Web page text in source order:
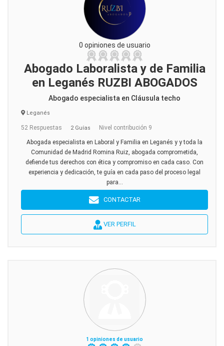
0 opiniones de usuario
Abogado Laboralista y de Familia
en Leganés RUZBI ABOGADOS
Abogado especialista en Cláusula techo
Leganés
52 Respuestas 2 Guías Nivel contribución 9
Abogada especialista en Laboral y Familia en Leganés y y toda la
Comunidad de Madrid Romina Ruiz, abogada comprometida,
defiende tus derechos con ética y compromiso en cada caso. Con
experiencia y dedicación, te guía en cada paso del proceso legal
para...
CONTACTAR
VER PERFIL
1 opiniones de usuario